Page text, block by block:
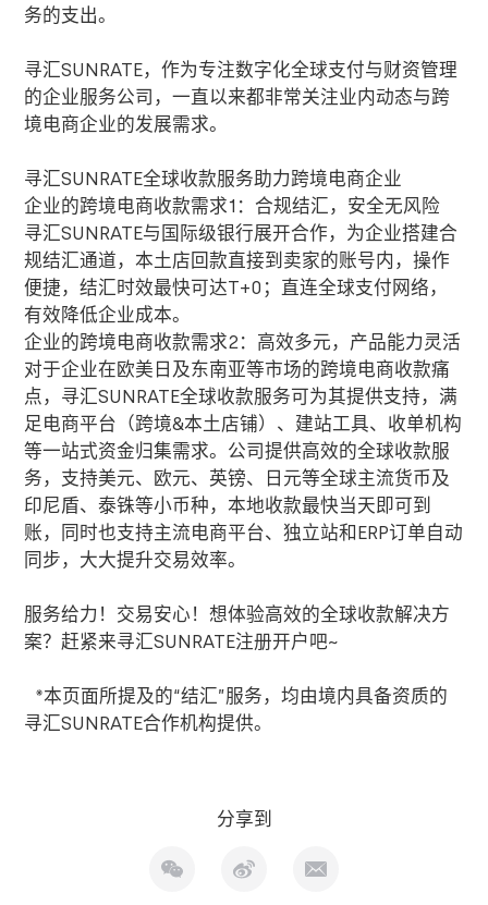
务的支出。
寻汇SUNRATE，作为专注数字化全球支付与财资管理
的企业服务公司，一直以来都非常关注业内动态与跨
境电商企业的发展需求。
寻汇SUNRATE全球收款服务助力跨境电商企业
企业的跨境电商收款需求1：合规结汇，安全无风险
寻汇SUNRATE与国际级银行展开合作，为企业搭建合
规结汇通道，本土店回款直接到卖家的账号内，操作
便捷，结汇时效最快可达T+0 ；直连全球支付网络，
有效降低企业成本。
企业的跨境电商收款需求2：高效多元，产品能力灵活
对于企业在欧美日及东南亚等市场的跨境电商收款痛
点，寻汇SUNRATE全球收款服务可为其提供支持，满
足电商平台（跨境&本土店铺）、建站工具、收单机构
等一站式资金归集需求。公司提供高效的全球收款服
务，支持美元、欧元、英镑、日元等全球主流货币及
印尼盾、泰铢等小币种，本地收款最快当天即可到
账，同时也支持主流电商平台、独立站和ERP订单自动
同步，大大提升交易效率。
服务给力！交易安心！想体验高效的全球收款解决方
案？赶紧来寻汇SUNRATE注册开户吧~
*本页面所提及的“结汇”服务，均由境内具备资质的
寻汇SUNRATE合作机构提供。
分享到